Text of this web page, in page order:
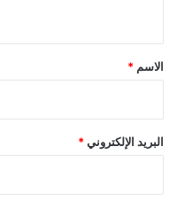
*
الاسم *
البريد الإلكتروني *